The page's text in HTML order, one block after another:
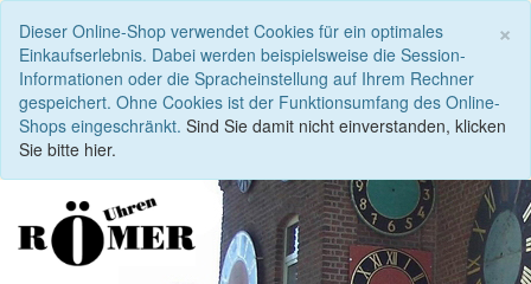
×
Dieser Online-Shop verwendet Cookies für ein optimales
Einkaufserlebnis. Dabei werden beispielsweise die Session-
Informationen oder die Spracheinstellung auf Ihrem Rechner
gespeichert. Ohne Cookies ist der Funktionsumfang des Online-
Shops eingeschränkt. Sind Sie damit nicht einverstanden, klicken
Sie bitte hier.